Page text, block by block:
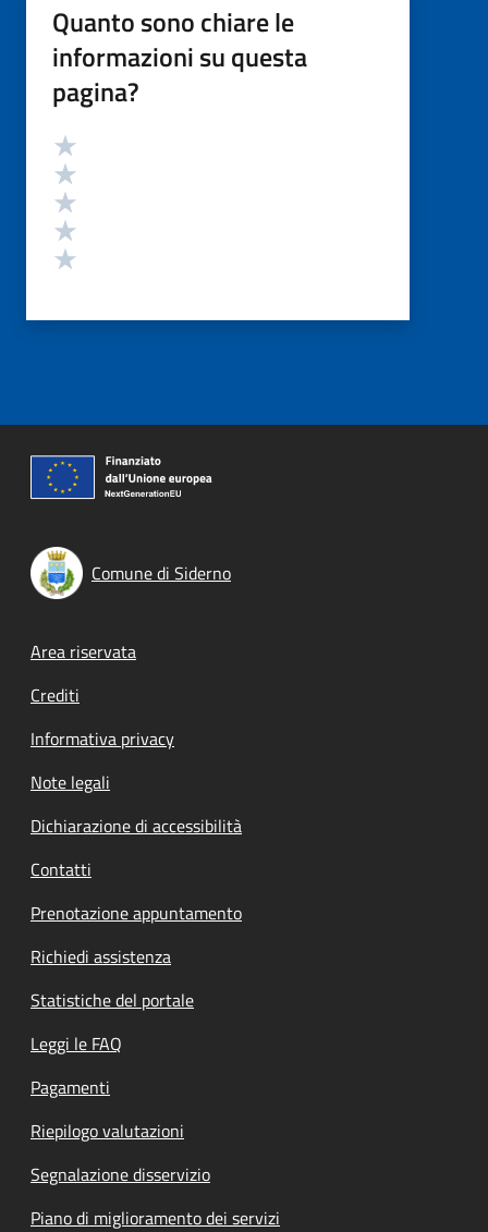
Quanto sono chiare le
informazioni su questa
pagina?
Valutazione
Comune di Siderno
Footer menu
Area riservata
Crediti
Informativa privacy
Note legali
Dichiarazione di accessibilità
Contatti
Prenotazione appuntamento
Richiedi assistenza
Statistiche del portale
Leggi le FAQ
Pagamenti
Riepilogo valutazioni
Segnalazione disservizio
Piano di miglioramento dei servizi